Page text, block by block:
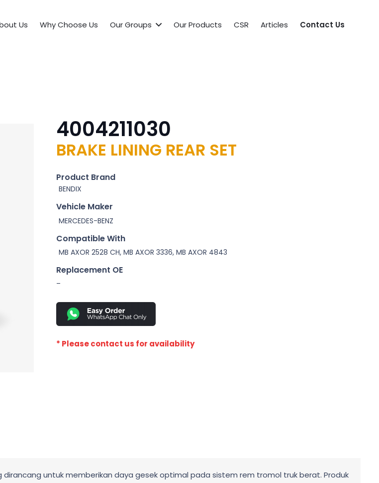
Us Why Choose Us Our Groups Our Products CSR Articles Contact Us
4004211030
BRAKE LINING REAR SET
Product Brand
BENDIX
Vehicle Maker
MERCEDES-BENZ
Compatible With
MB AXOR 2528 CH, MB AXOR 3336, MB AXOR 4843
Replacement OE
–
* Please contact us for availability
untuk memberikan daya gesek optimal pada sistem rem tromol truk berat. Produk